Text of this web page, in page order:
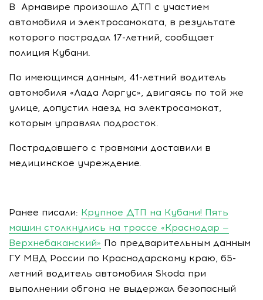
В Армавире произошло ДТП с участием
автомобиля и электросамоката, в результате
которого пострадал 17-летний, сообщает
полиция Кубани.
По имеющимся данным, 41-летний водитель
автомобиля «Лада Ларгус», двигаясь по той же
улице, допустил наезд на электросамокат,
которым управлял подросток.
Пострадавшего с травмами доставили в
медицинское учреждение.
Ранее писали: Крупное ДТП на Кубани! Пять
машин столкнулись на трассе «Краснодар —
Верхнебаканский» По предварительным данным
ГУ МВД России по Краснодарскому краю, 65-
летний водитель автомобиля Skoda при
выполнении обгона не выдержал безопасный